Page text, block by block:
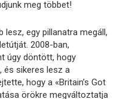
meg többet!
lesz, egy pillanatra megáll,
2008-ban,
úgy döntött, hogy
és sikeres lesz a
hogy a «Britain’s Got
örökre megváltoztatja